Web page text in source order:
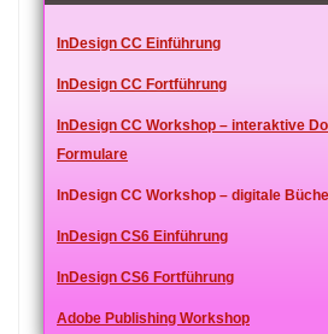
InDesign CC Einführung
InDesign CC Fortführung
InDesign CC Workshop – interaktive
Formulare
InDesign CC Workshop – digitale B
InDesign CS6 Einführung
InDesign CS6 Fortführung
Adobe Publishing Workshop